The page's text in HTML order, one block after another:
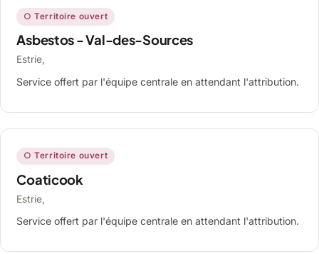
○ Territoire ouvert
Asbestos - Val-des-Sources
Estrie,
Service offert par l'équipe centrale en attendant l'attribution.
○ Territoire ouvert
Coaticook
Estrie,
Service offert par l'équipe centrale en attendant l'attribution.